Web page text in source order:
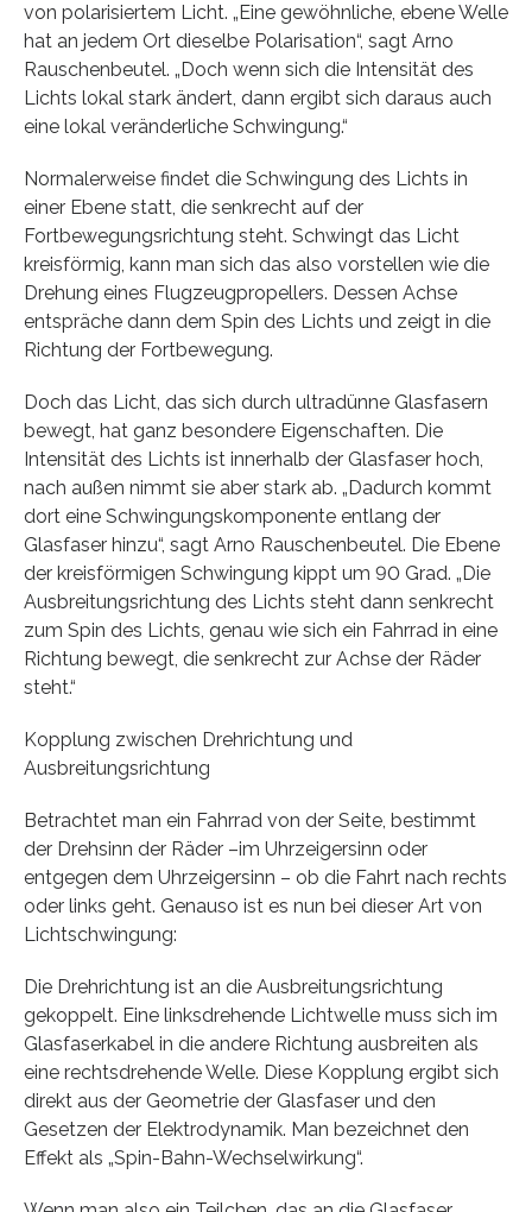
von polarisiertem Licht. „Eine gewöhnliche, ebene Welle
hat an jedem Ort dieselbe Polarisation“, sagt Arno
Rauschenbeutel. „Doch wenn sich die Intensität des
Lichts lokal stark ändert, dann ergibt sich daraus auch
eine lokal veränderliche Schwingung.“
Normalerweise findet die Schwingung des Lichts in
einer Ebene statt, die senkrecht auf der
Fortbewegungsrichtung steht. Schwingt das Licht
kreisförmig, kann man sich das also vorstellen wie die
Drehung eines Flugzeugpropellers. Dessen Achse
entspräche dann dem Spin des Lichts und zeigt in die
Richtung der Fortbewegung.
Doch das Licht, das sich durch ultradünne Glasfasern
bewegt, hat ganz besondere Eigenschaften. Die
Intensität des Lichts ist innerhalb der Glasfaser hoch,
nach außen nimmt sie aber stark ab. „Dadurch kommt
dort eine Schwingungskomponente entlang der
Glasfaser hinzu“, sagt Arno Rauschenbeutel. Die Ebene
der kreisförmigen Schwingung kippt um 90 Grad. „Die
Ausbreitungsrichtung des Lichts steht dann senkrecht
zum Spin des Lichts, genau wie sich ein Fahrrad in eine
Richtung bewegt, die senkrecht zur Achse der Räder
steht.“
Kopplung zwischen Drehrichtung und
Ausbreitungsrichtung
Betrachtet man ein Fahrrad von der Seite, bestimmt
der Drehsinn der Räder –im Uhrzeigersinn oder
entgegen dem Uhrzeigersinn – ob die Fahrt nach rechts
oder links geht. Genauso ist es nun bei dieser Art von
Lichtschwingung:
Die Drehrichtung ist an die Ausbreitungsrichtung
gekoppelt. Eine linksdrehende Lichtwelle muss sich im
Glasfaserkabel in die andere Richtung ausbreiten als
eine rechtsdrehende Welle. Diese Kopplung ergibt sich
direkt aus der Geometrie der Glasfaser und den
Gesetzen der Elektrodynamik. Man bezeichnet den
Effekt als „Spin-Bahn-Wechselwirkung“.